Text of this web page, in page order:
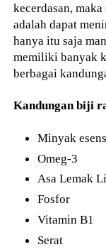
kecerdasan,
adalah dapat
hanya itu saja
memiliki banyak
berbagai
Kandungan biji
Minyak
Omeg-3
Asa Lemak
Fosfor
Vitamin B1
Serat